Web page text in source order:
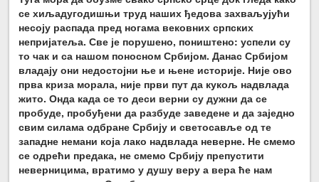
се хиљадугодишњи труд наших ђедова захваљујући
несоју распада пред ногама вековних српских
непријатеља. Све је порушено, поништено: успели су
то чак и са нашом поносном Србијом.Данас Србијом
владају они недостојни ње и њене историје. Није ово
прва криза морала, није први пут да кукољ надвлада
жито. Онда када се то деси верни су дужни да се
пробуде, пробуђени да разбуде заведене и да заједно
свим силама одбране Србију и светосавље од те
западне немани која лако надвлада неверне. Не смемо
се одрећи предака, не смемо Србију препустити
неверницима, вратимо у душу веру а вера ће нам